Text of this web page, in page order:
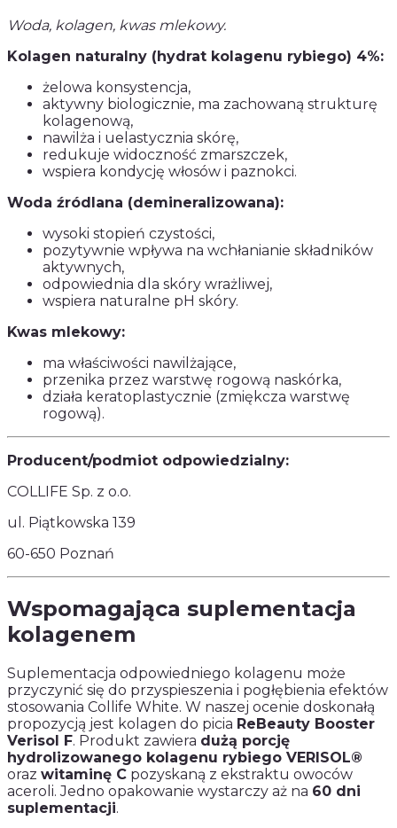
Woda, kolagen, kwas mlekowy.
Kolagen naturalny (hydrat kolagenu rybiego) 4%:
żelowa konsystencja,
aktywny biologicznie, ma zachowaną strukturę
kolagenową,
nawilża i uelastycznia skórę,
redukuje widoczność zmarszczek,
wspiera kondycję włosów i paznokci.
Woda źródlana (demineralizowana):
wysoki stopień czystości,
pozytywnie wpływa na wchłanianie składników
aktywnych,
odpowiednia dla skóry wrażliwej,
wspiera naturalne pH skóry.
Kwas mlekowy:
ma właściwości nawilżające,
przenika przez warstwę rogową naskórka,
działa keratoplastycznie (zmiękcza warstwę
rogową).
Producent/podmiot odpowiedzialny:
COLLIFE Sp. z o.o.
ul. Piątkowska 139
60-650 Poznań
Wspomagająca suplementacja
kolagenem
Suplementacja odpowiedniego kolagenu może
przyczynić się do przyspieszenia i pogłębienia efektów
stosowania Collife White. W naszej ocenie doskonałą
propozycją jest kolagen do picia ReBeauty Booster
Verisol F. Produkt zawiera dużą porcję
hydrolizowanego kolagenu rybiego VERISOL®
oraz witaminę C pozyskaną z ekstraktu owoców
aceroli. Jedno opakowanie wystarczy aż na 60 dni
suplementacji.